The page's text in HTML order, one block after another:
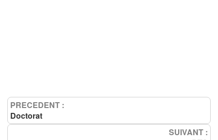
PRECEDENT :
Doctorat
SUIVANT :